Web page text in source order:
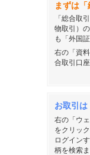
まずは
「総合取
物取引）
も「外国
右の「資
合取引口
お取引
右の「ウ
をクリッ
ログイン
柄を検索